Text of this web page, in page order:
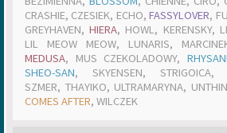
m
a
n
CRASHIE, CZESIEK, ECHO,FASSYLOVER,
GREYHAVEN,HIERA, HOWL, KERENSKY,
LIL MEOW MEOW, LUNARIS,
MEDUSA, MUS CZEKOLADOWY,
SHEO-SAN, SKYENSEN, STRIGOICA,
SZMER, THAYIKO, ULTRAMARYNA,
COMES AFTER, WILCZEK